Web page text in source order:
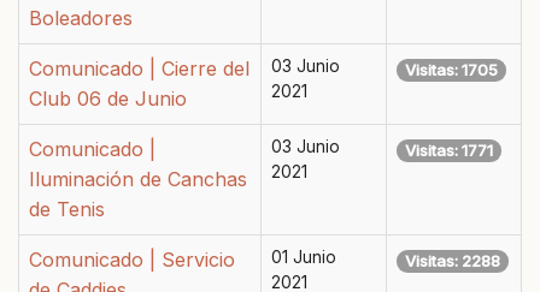
Boleadores
Comunicado | Cierre del
Club 06 de Junio
03 Junio
2021
Visitas: 1705
Comunicado |
Iluminación de Canchas
de Tenis
03 Junio
2021
Visitas: 1771
Comunicado | Servicio
01 Junio
2021
Visitas: 2288